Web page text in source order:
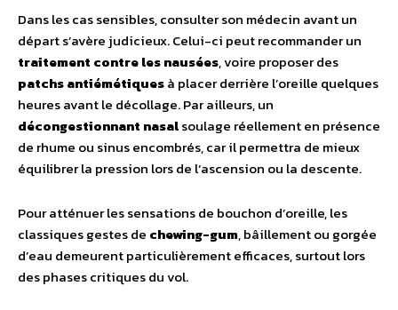
Dans les cas sensibles, consulter son médecin avant un
départ s’avère judicieux. Celui-ci peut recommander un
traitement contre les nausées, voire proposer des
patchs antiémétiquesà placer derrière l’oreille quelques
heures avant le décollage. Par ailleurs, un
décongestionnant nasalsoulage réellement en présence
de rhume ou sinus encombrés, car il permettra de mieux
équilibrer la pression lors de l’ascension ou la descente.
Pour atténuer les sensations de bouchon d’oreille, les
classiques gestes de chewing-gum, bâillement ou gorgée
d’eau demeurent particulièrement efficaces, surtout lors
des phases critiques du vol.